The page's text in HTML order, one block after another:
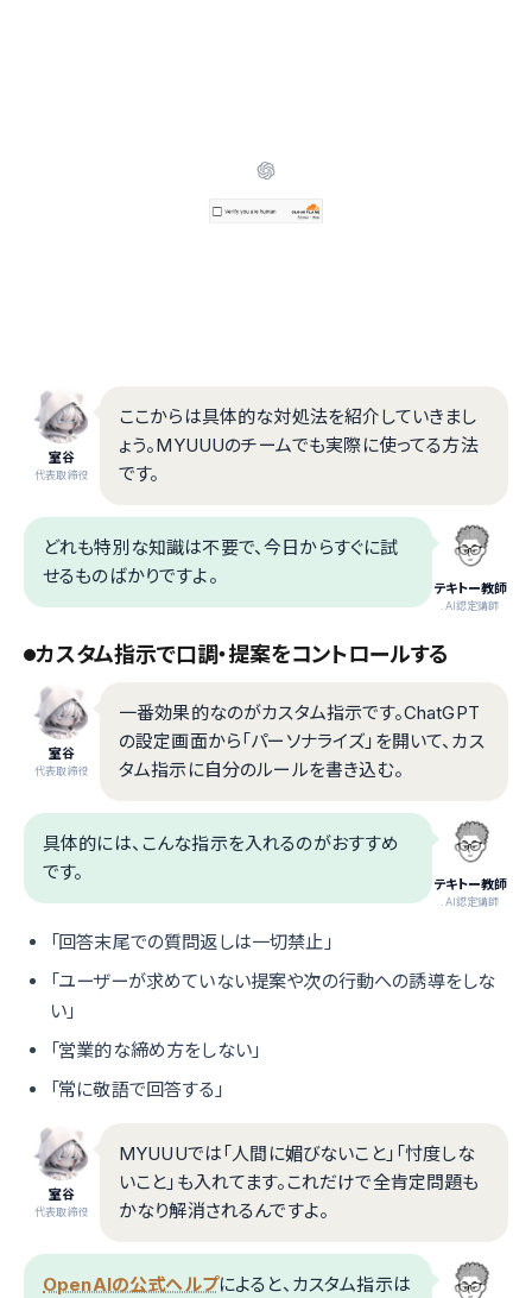
室谷
代表取締役
ここからは具体的な対処法を紹介していきまし
ょう。MYUUUのチームでも実際に使ってる方法
です。
テキトー教師
.AI認定講師
どれも特別な知識は不要で、今日からすぐに試
せるものばかりですよ。
カスタム指示で口調・提案をコントロールする
室谷
代表取締役
一番効果的なのがカスタム指示です。ChatGPT
の設定画面から「パーソナライズ」を開いて、カス
タム指示に自分のルールを書き込む。
テキトー教師
.AI認定講師
具体的には、こんな指示を入れるのがおすすめ
です。
「回答末尾での質問返しは一切禁止」
「ユーザーが求めていない提案や次の行動への誘導をしな
い」
「営業的な締め方をしない」
「常に敬語で回答する」
室谷
代表取締役
MYUUUでは「人間に媚びないこと」「忖度しな
いこと」も入れてます。これだけで全肯定問題も
かなり解消されるんですよ。
OpenAIの公式ヘルプによると、カスタム指示は